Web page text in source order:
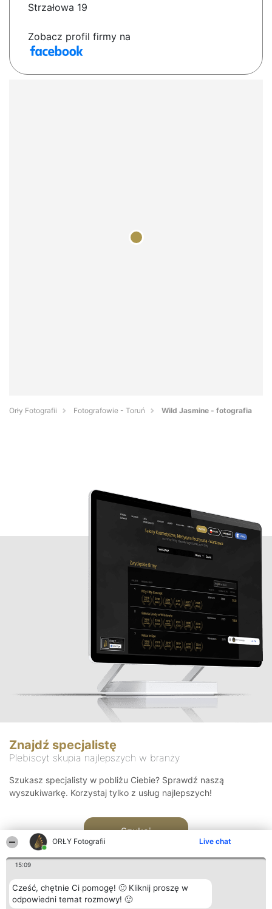
ORŁY Fotografii Live chat
15:09
Cześć, chętnie Ci pomogę! 🙂 Kliknij proszę w
odpowiedni temat rozmowy! 🙂
Strzałowa 19
Zobacz profil firmy na
Orły Fotografii Fotografowie - Toruń Wild Jasmine - fotografia
Znajdź specjalistę
Plebiscyt skupia najlepszych w branży
Szukasz specjalisty w pobliżu Ciebie? Sprawdź naszą
wyszukiwarkę. Korzystaj tylko z usług najlepszych!
Szukaj